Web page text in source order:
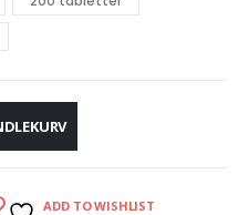
ADD TO WISHLIST